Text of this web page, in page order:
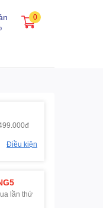
0
Điều kiện
lần thứ